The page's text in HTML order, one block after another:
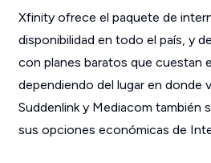
Xfinity ofrece el paquete de
disponibilidad en todo el país, y
con planes baratos que cuestan
dependiendo del lugar en donde
Suddenlink y Mediacom también
sus opciones económicas de